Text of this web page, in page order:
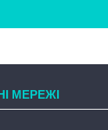
МЕРЕЖІ